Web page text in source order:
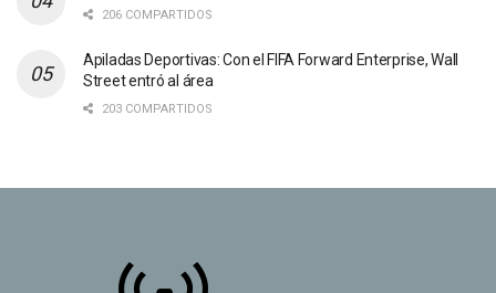
206 COMPARTIDOS
Apiladas Deportivas: Con el FIFA Forward Enterprise, Wall
Street entró al área
203 COMPARTIDOS